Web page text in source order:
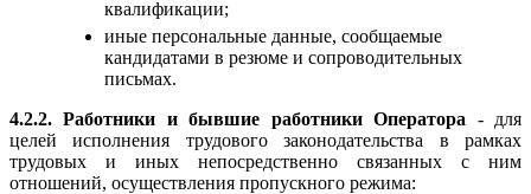
квалификации;
иные персональные данные, сообщаемые
кандидатами в резюме и сопроводительных
письмах.
4.2.2. Работники и бывшие работники Оператора - для
целей исполнения трудового законодательства в рамках
трудовых и иных непосредственно связанных с ним
отношений, осуществления пропускного режима: